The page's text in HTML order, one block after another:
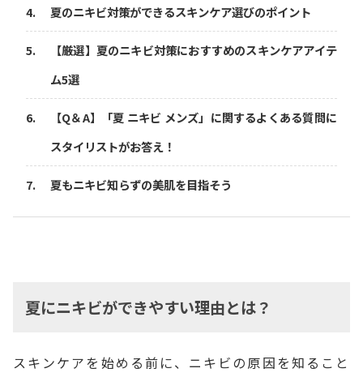
夏のニキビ対策ができるスキンケア選びのポイント
【厳選】夏のニキビ対策におすすめのスキンケアアイテ
ム5選
【Q＆A】「夏 ニキビ メンズ」に関するよくある質問に
スタイリストがお答え！
夏もニキビ知らずの美肌を目指そう
夏にニキビができやすい理由とは？
スキンケアを始める前に、ニキビの原因を知ること